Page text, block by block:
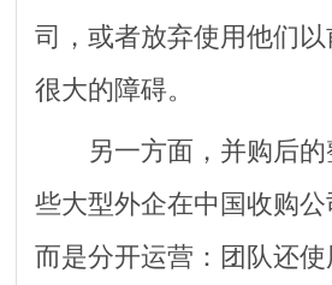
司，或者放弃使用他们
很大的障碍。
另一方面，并购后的
些大型外企在中国收购
而是分开运营：团队还